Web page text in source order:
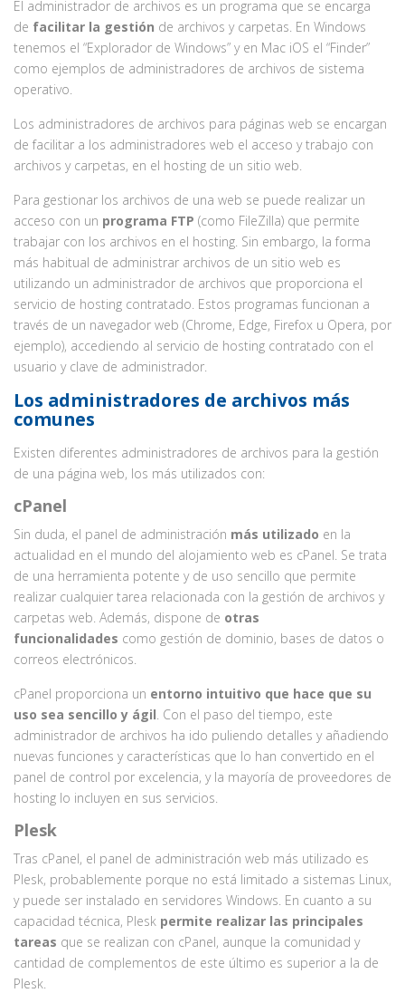
El administrador de archivos es un programa que se encarga
de facilitar la gestión de archivos y carpetas. En Windows
tenemos el “Explorador de Windows” y en Mac iOS el “Finder”
como ejemplos de administradores de archivos de sistema
operativo.
Los administradores de archivos para páginas web se encargan
de facilitar a los administradores web el acceso y trabajo con
archivos y carpetas, en el hosting de un sitio web.
Para gestionar los archivos de una web se puede realizar un
acceso con un programa FTP (como FileZilla) que permite
trabajar con los archivos en el hosting. Sin embargo, la forma
más habitual de administrar archivos de un sitio web es
utilizando un administrador de archivos que proporciona el
servicio de hosting contratado. Estos programas funcionan a
través de un navegador web (Chrome, Edge, Firefox u Opera, por
ejemplo), accediendo al servicio de hosting contratado con el
usuario y clave de administrador.
Los administradores de archivos más
comunes
Existen diferentes administradores de archivos para la gestión
de una página web, los más utilizados con:
cPanel
Sin duda, el panel de administración más utilizado en la
actualidad en el mundo del alojamiento web es cPanel. Se trata
de una herramienta potente y de uso sencillo que permite
realizar cualquier tarea relacionada con la gestión de archivos y
carpetas web. Además, dispone de otras
funcionalidades como gestión de dominio, bases de datos o
correos electrónicos.
cPanel proporciona un entorno intuitivo que hace que su
uso sea sencillo y ágil. Con el paso del tiempo, este
administrador de archivos ha ido puliendo detalles y añadiendo
nuevas funciones y características que lo han convertido en el
panel de control por excelencia, y la mayoría de proveedores de
hosting lo incluyen en sus servicios.
Plesk
Tras cPanel, el panel de administración web más utilizado es
Plesk, probablemente porque no está limitado a sistemas Linux,
y puede ser instalado en servidores Windows. En cuanto a su
capacidad técnica, Plesk permite realizar las principales
tareas que se realizan con cPanel, aunque la comunidad y
cantidad de complementos de este último es superior a la de
Plesk.